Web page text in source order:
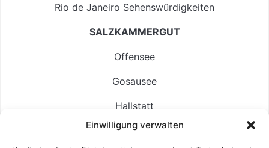
Einwilligung verwalten
Rio de Janeiro Sehenswürdigkeiten
SALZKAMMERGUT
Offensee
Gosausee
Hallstatt
Langbathsee